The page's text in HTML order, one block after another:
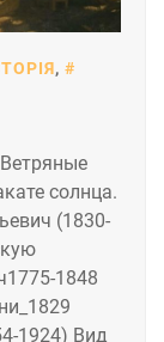
,
солнца.
(1830-
1848
1924) Вид